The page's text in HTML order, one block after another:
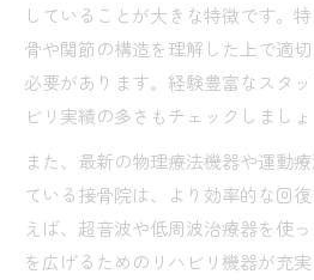
交通事故や労災時の費
接骨院での骨折治療費
追加料金や自費施術が
していることが大きな特徴です。
骨や関節の構造を理解した上で適
必要があります。経験豊富なスタ
ビリ実績の多さもチェックしましょ
また、最新の物理療法機器や運動
ている接骨院は、より効率的な回
えば、超音波や低周波治療器を使
を広げるためのリハビリ機器が充